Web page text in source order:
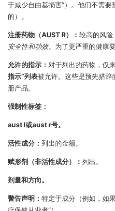
于减少自由基损害”）。他们不需
的）。
注册药物（AUST R）： 较高的风
安全性和功效。为了更严重的健康要
允许的指示： 对于列出的药物，仅
指示”列表被允许。这些是预先措辞
册产品。
强制性标签：
aust l或aust r号。
活性成分： 列出的金额。
赋形剂（非活性成分）： 列出。
剂量和方向。
警告声明： 特定于成分（例如，如